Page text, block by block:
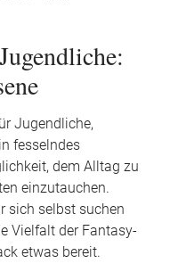
Jugendliche,
fesselndes
dem Alltag zu
einzutauchen.
sich selbst suchen
Vielfalt der Fantasy-
etwas bereit.